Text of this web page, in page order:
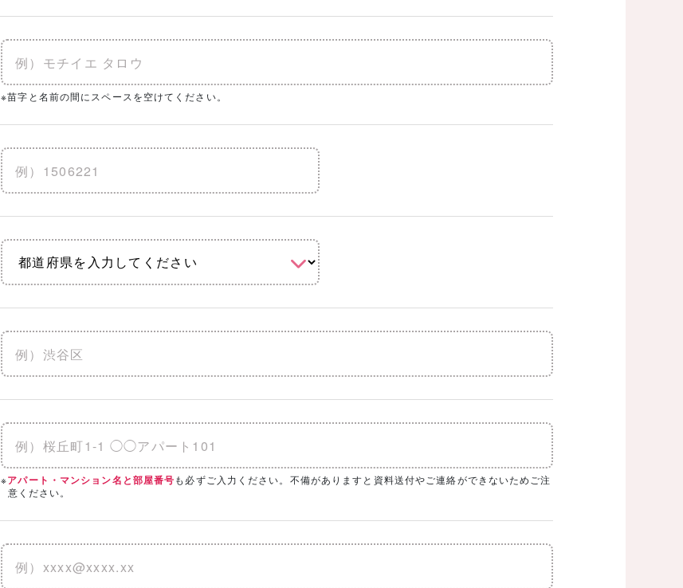
※苗字と名前の間にスペースを空けてください。
※アパート・マンション名と部屋番号も必ずご入力ください。不備がありますと資料送付やご連絡ができないためご注
意ください。